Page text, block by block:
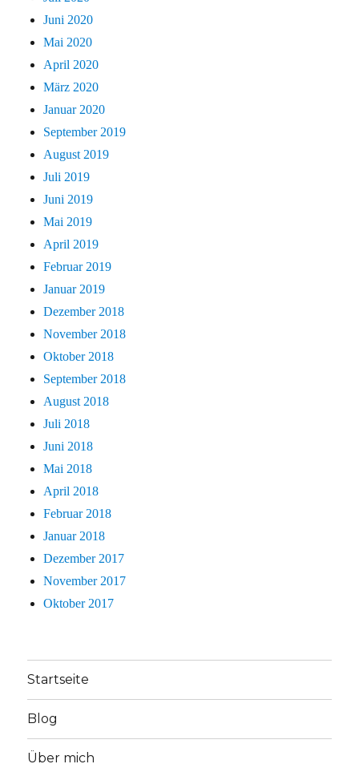
Juni 2020
Mai 2020
April 2020
März 2020
Januar 2020
September 2019
August 2019
Juli 2019
Juni 2019
Mai 2019
April 2019
Februar 2019
Januar 2019
Dezember 2018
November 2018
Oktober 2018
September 2018
August 2018
Juli 2018
Juni 2018
Mai 2018
April 2018
Februar 2018
Januar 2018
Dezember 2017
November 2017
Oktober 2017
Startseite
Blog
Über mich